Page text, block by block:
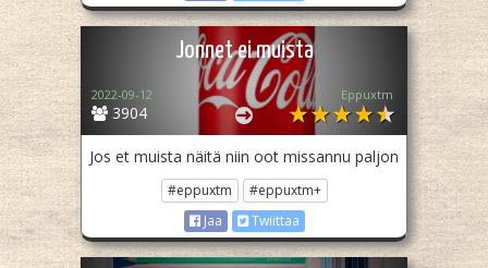
Jonnet ei muista
3904
2022-09-12 Eppuxtm
Jos et muista näitä niin oot missannu paljon
#eppuxtm
#eppuxtm+
Jaa
Twiittaa